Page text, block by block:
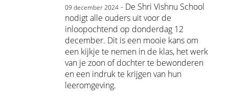
09 december 2024 - De Shri Vishnu School
nodigt alle ouders uit voor de
inloopochtend op donderdag 12
december. Dit is een mooie kans om
een kijkje te nemen in de klas, het werk
van je zoon of dochter te bewonderen
en een indruk te krijgen van hun
leeromgeving.